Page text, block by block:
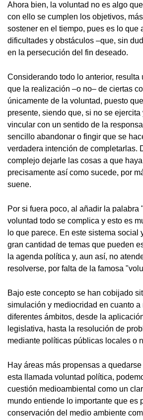
Ahora bien, la voluntad no es algo
con ello se cumplen los objetivos,
sostener en el tiempo, pues es lo que
dificultades y obstáculos –que, sin
en la persecución del fin deseado.
Considerando todo lo anterior, resulta
que la realización –o no– de ciertas
únicamente de la voluntad, puesto
presente, siendo que, si no se ejercita
vincular con un sentido de la
sencillo abandonar o fingir que se
verdadera intención de completarlas.
complejo dejarle las cosas a que
precisamente así como sucede, por
suene.
Por si fuera poco, al añadir la palabra
voluntad todo se complica y esto es
lo que parece. En este sistema social
gran cantidad de temas que pueden
la agenda política y, aun así, no
resolverse, por falta de la famosa
Bajo este concepto se han cobijado
simulación y mediocridad en cuanto a
diferentes ámbitos, desde la
legislativa, hasta la resolución de
mediante políticas públicas locales o
Hay áreas más propensas a
esta llamada voluntad política,
cuestión medioambiental como un
mundo entiende lo importante que es
conservación del medio ambiente